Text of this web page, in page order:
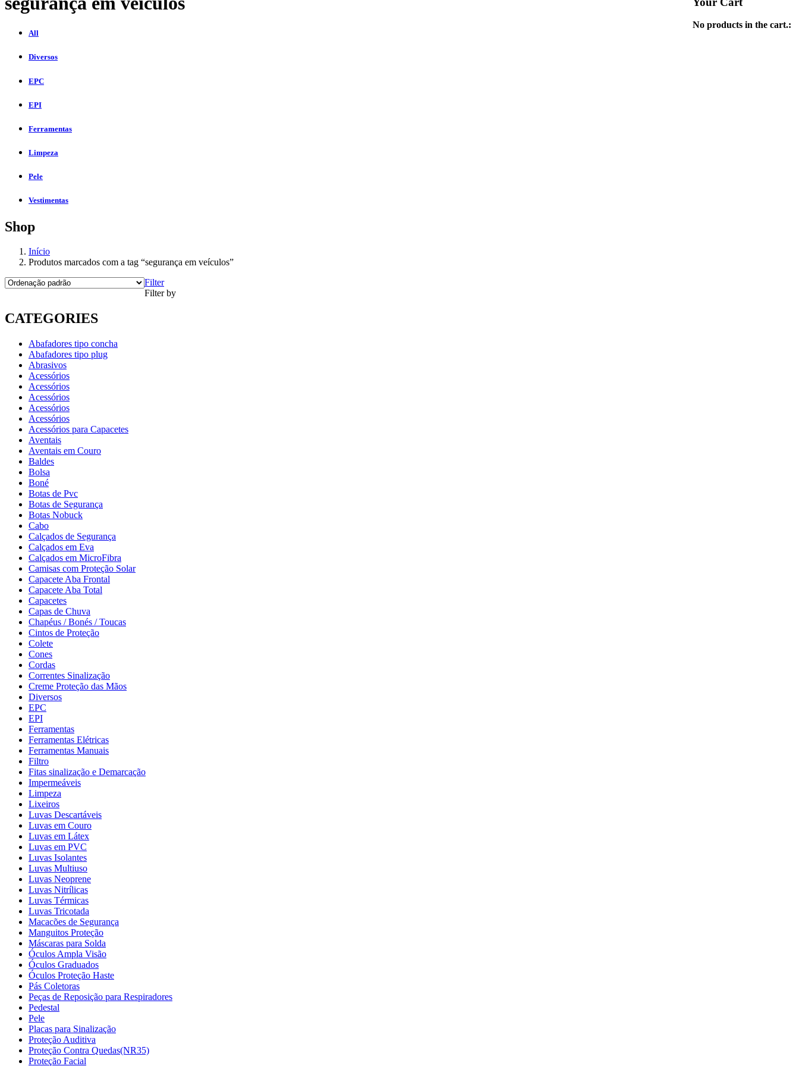
No products in the cart.:
All
Diversos
EPC
EPI
Ferramentas
Limpeza
Pele
Vestimentas
Shop
Início
Produtos marcados com a tag “segurança em veículos”
Filter
Filter by
CATEGORIES
Abafadores tipo concha
Abafadores tipo plug
Abrasivos
Acessórios
Acessórios
Acessórios
Acessórios
Acessórios
Acessórios para Capacetes
Aventais
Aventais em Couro
Baldes
Bolsa
Boné
Botas de Pvc
Botas de Segurança
Botas Nobuck
Cabo
Calçados de Segurança
Calçados em Eva
Calçados em MicroFibra
Camisas com Proteção Solar
Capacete Aba Frontal
Capacete Aba Total
Capacetes
Capas de Chuva
Chapéus / Bonés / Toucas
Cintos de Proteção
Colete
Cones
Cordas
Correntes Sinalização
Creme Proteção das Mãos
Diversos
EPC
EPI
Ferramentas
Ferramentas Elétricas
Ferramentas Manuais
Filtro
Fitas sinalização e Demarcação
Impermeáveis
Limpeza
Lixeiros
Luvas Descartáveis
Luvas em Couro
Luvas em Látex
Luvas em PVC
Luvas Isolantes
Luvas Multiuso
Luvas Neoprene
Luvas Nitrílicas
Luvas Térmicas
Luvas Tricotada
Macacões de Segurança
Manguitos Proteção
Máscaras para Solda
Óculos Ampla Visão
Óculos Graduados
Óculos Proteção Haste
Pás Coletoras
Peças de Reposição para Respiradores
Pedestal
Pele
Placas para Sinalização
Proteção Auditiva
Proteção Contra Quedas(NR35)
Proteção Facial